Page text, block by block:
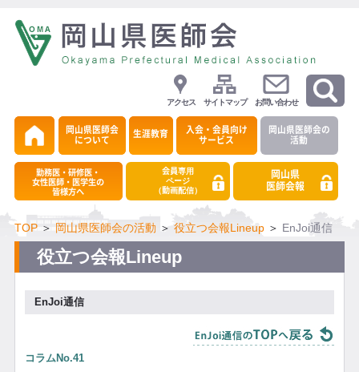
アクセス サイトマップ お問い合わせ
岡山県医師会
について
生涯教育
入会・会員向け
サービス
岡山県医師会の
活動
勤務医・研修医・
女性医師・医学生の
皆様方へ
会員専用
ページ
（動画配信）
岡山県
医師会報
TOP＞ 岡山県医師会の活動 ＞ 役立つ会報Lineup＞ EnJoi通信
役立つ会報Lineup
EnJoi通信
コラムNo.41